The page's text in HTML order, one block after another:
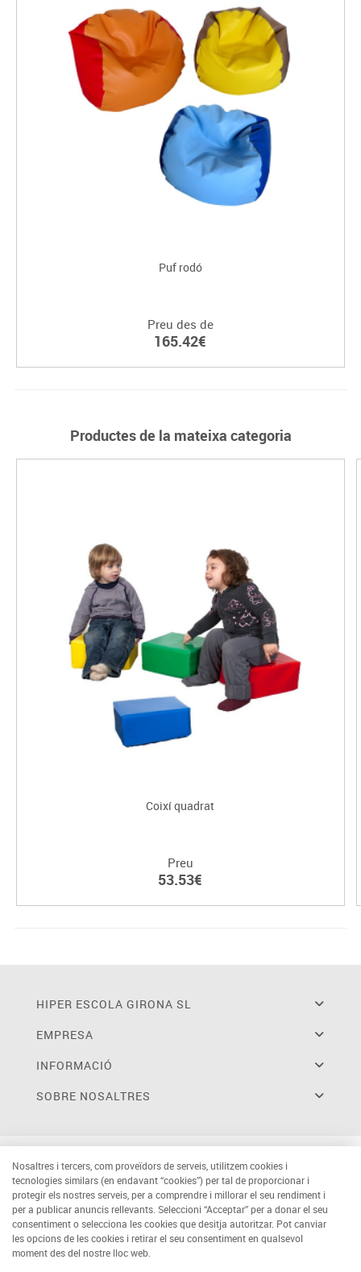
Puf rodó
Preu des de
165.42€
Productes de la mateixa categoria
Coixí quadrat
Preu
53.53€
HIPER ESCOLA GIRONA SL
EMPRESA
INFORMACIÓ
SOBRE NOSALTRES
Nosaltres i tercers, com proveïdors de serveis, utilitzem cookies i
tecnologies similars (en endavant “cookies”) per tal de proporcionar i
protegir els nostres serveis, per a comprendre i millorar el seu rendiment i
per a publicar anuncis rellevants. Seleccioni “Acceptar” per a donar el seu
consentiment o selecciona les cookies que desitja autoritzar. Pot canviar
les opcions de les cookies i retirar el seu consentiment en qualsevol
moment des del nostre lloc web.